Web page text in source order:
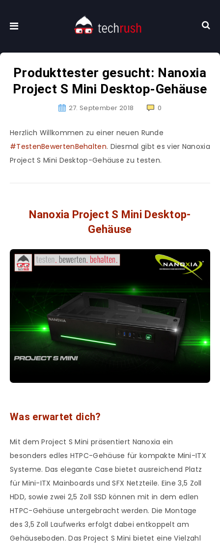
Produkttester gesucht: Nanoxia
Project S Mini Desktop-Gehäuse
27. September 2018 0
Herzlich Willkommen zu einer neuen Runde
#TestenBewertenBehalten. Diesmal gibt es vier Nanoxia
Project S Mini Desktop-Gehäuse zu testen.
Nanoxia Project S Mini Desktop-
Gehäuse
Was erwartet dich?
Mit dem Project S Mini präsentiert Nanoxia ein
besonders edles HTPC-Gehäuse für kompakte Mini-ITX
Systeme. Das elegante Case bietet ausreichend Platz
für Mini-ITX Mainboards und SFX Netzteile. Eine 3,5 Zoll
HDD, sowie zwei 2,5 Zoll SSD können mit in dem edlen
HTPC-Gehäuse untergebracht werden. Die Montage
des 3,5 Zoll Laufwerks erfolgt dabei entkoppelt am
Gehäuseboden. Das Project S Mini bietet eine Vielzahl